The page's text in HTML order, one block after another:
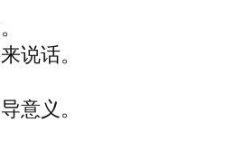
说话。
意义。